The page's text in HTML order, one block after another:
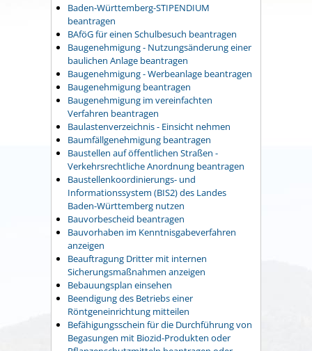
Baden-Württemberg-STIPENDIUM
beantragen
BAföG für einen Schulbesuch beantragen
Baugenehmigung - Nutzungsänderung einer
baulichen Anlage beantragen
Baugenehmigung - Werbeanlage beantragen
Baugenehmigung beantragen
Baugenehmigung im vereinfachten
Verfahren beantragen
Baulastenverzeichnis - Einsicht nehmen
Baumfällgenehmigung beantragen
Baustellen auf öffentlichen Straßen -
Verkehrsrechtliche Anordnung beantragen
Baustellenkoordinierungs- und
Informationssystem (BIS2) des Landes
Baden-Württemberg nutzen
Bauvorbescheid beantragen
Bauvorhaben im Kenntnisgabeverfahren
anzeigen
Beauftragung Dritter mit internen
Sicherungsmaßnahmen anzeigen
Bebauungsplan einsehen
Beendigung des Betriebs einer
Röntgeneinrichtung mitteilen
Befähigungsschein für die Durchführung von
Begasungen mit Biozid-Produkten oder